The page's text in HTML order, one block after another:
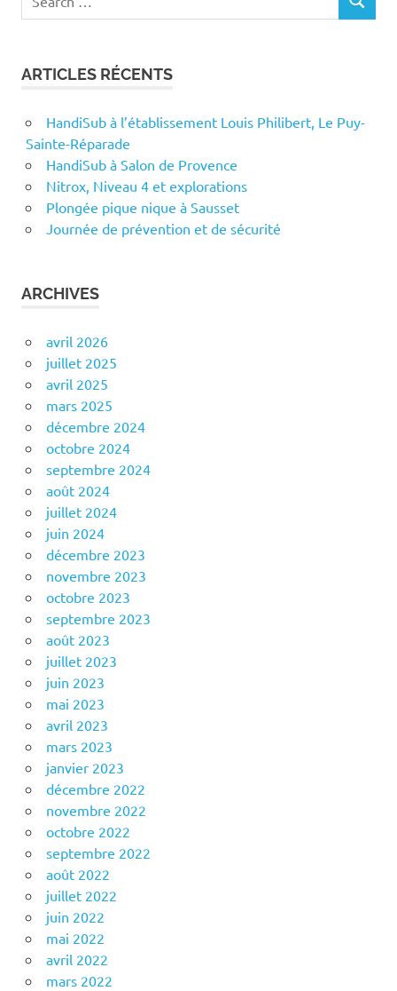
for:
SEARCH
ARTICLES RÉCENTS
HandiSub à l’établissement Louis Philibert, Le Puy-
Sainte-Réparade
HandiSub à Salon de Provence
Nitrox, Niveau 4 et explorations
Plongée pique nique à Sausset
Journée de prévention et de sécurité
ARCHIVES
avril 2026
juillet 2025
avril 2025
mars 2025
décembre 2024
octobre 2024
septembre 2024
août 2024
juillet 2024
juin 2024
décembre 2023
novembre 2023
octobre 2023
septembre 2023
août 2023
juillet 2023
juin 2023
mai 2023
avril 2023
mars 2023
janvier 2023
décembre 2022
novembre 2022
octobre 2022
septembre 2022
août 2022
juillet 2022
juin 2022
mai 2022
avril 2022
mars 2022